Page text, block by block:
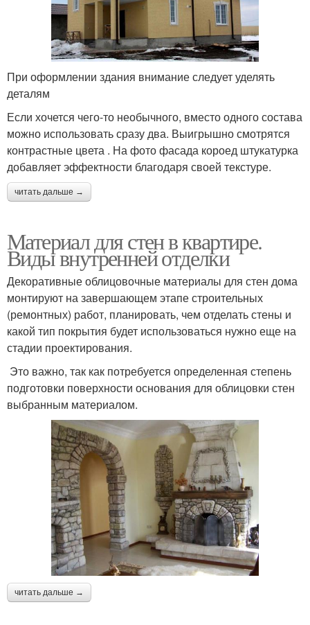
При оформлении здания внимание следует уделять
деталям
Если хочется чего-то необычного, вместо одного состава
можно использовать сразу два. Выигрышно смотрятся
контрастные цвета . На фото фасада короед штукатурка
добавляет эффектности благодаря своей текстуре.
читать дальше →
Материал для стен в квартире.
Виды внутренней отделки
Декоративные облицовочные материалы для стен дома
монтируют на завершающем этапе строительных
(ремонтных) работ, планировать, чем отделать стены и
какой тип покрытия будет использоваться нужно еще на
стадии проектирования.
Это важно, так как потребуется определенная степень
подготовки поверхности основания для облицовки стен
выбранным материалом.
читать дальше →